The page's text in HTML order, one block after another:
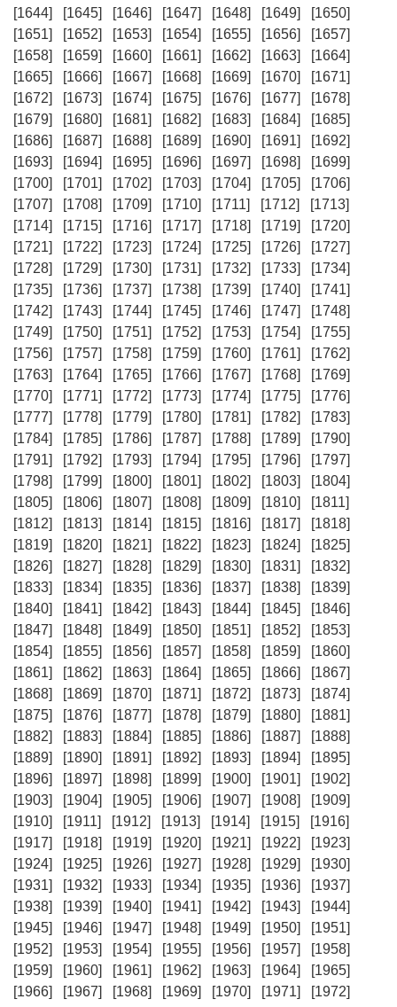
[1644]
[1645] [1646] [1647] [1648] [1649]
[1650]
[1651]
[1652] [1653] [1654] [1655] [1656]
[1657]
[1658]
[1659] [1660] [1661] [1662] [1663]
[1664]
[1665]
[1666] [1667] [1668] [1669] [1670]
[1671]
[1672]
[1673] [1674] [1675] [1676] [1677]
[1678]
[1679]
[1680] [1681] [1682] [1683] [1684]
[1685]
[1686]
[1687] [1688] [1689] [1690] [1691]
[1692]
[1693]
[1694] [1695] [1696] [1697] [1698]
[1699]
[1700]
[1701] [1702] [1703] [1704] [1705]
[1706]
[1707]
[1708] [1709] [1710] [1711] [1712]
[1713]
[1714]
[1715] [1716] [1717] [1718] [1719]
[1720]
[1721]
[1722] [1723] [1724] [1725] [1726]
[1727]
[1728]
[1729] [1730] [1731] [1732] [1733]
[1734]
[1735]
[1736] [1737] [1738] [1739] [1740]
[1741]
[1742]
[1743] [1744] [1745] [1746] [1747]
[1748]
[1749]
[1750] [1751] [1752] [1753] [1754]
[1755]
[1756]
[1757] [1758] [1759] [1760] [1761]
[1762]
[1763]
[1764] [1765] [1766] [1767] [1768]
[1769]
[1770]
[1771] [1772] [1773] [1774] [1775]
[1776]
[1777]
[1778] [1779] [1780] [1781] [1782]
[1783]
[1784]
[1785] [1786] [1787] [1788] [1789]
[1790]
[1791]
[1792] [1793] [1794] [1795] [1796]
[1797]
[1798]
[1799] [1800] [1801] [1802] [1803]
[1804]
[1805]
[1806] [1807] [1808] [1809] [1810]
[1811]
[1812]
[1813] [1814] [1815] [1816] [1817]
[1818]
[1819]
[1820] [1821] [1822] [1823] [1824]
[1825]
[1826]
[1827] [1828] [1829] [1830] [1831]
[1832]
[1833]
[1834] [1835] [1836] [1837] [1838]
[1839]
[1840]
[1841] [1842] [1843] [1844] [1845]
[1846]
[1847]
[1848] [1849] [1850] [1851] [1852]
[1853]
[1854]
[1855] [1856] [1857] [1858] [1859]
[1860]
[1861]
[1862] [1863] [1864] [1865] [1866]
[1867]
[1868]
[1869] [1870] [1871] [1872] [1873]
[1874]
[1875]
[1876] [1877] [1878] [1879] [1880]
[1881]
[1882]
[1883] [1884] [1885] [1886] [1887]
[1888]
[1889]
[1890] [1891] [1892] [1893] [1894]
[1895]
[1896]
[1897] [1898] [1899] [1900] [1901]
[1902]
[1903]
[1904] [1905] [1906] [1907] [1908]
[1909]
[1910]
[1911] [1912] [1913] [1914] [1915]
[1916]
[1917]
[1918] [1919] [1920] [1921] [1922]
[1923]
[1924]
[1925] [1926] [1927] [1928] [1929]
[1930]
[1931]
[1932] [1933] [1934] [1935] [1936]
[1937]
[1938]
[1939] [1940] [1941] [1942] [1943]
[1944]
[1945]
[1946] [1947] [1948] [1949] [1950]
[1951]
[1952]
[1953] [1954] [1955] [1956] [1957]
[1958]
[1959]
[1960] [1961] [1962] [1963] [1964]
[1965]
[1966]
[1967] [1968] [1969] [1970] [1971]
[1972]